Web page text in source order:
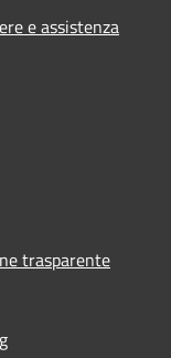
e assistenza
trasparente